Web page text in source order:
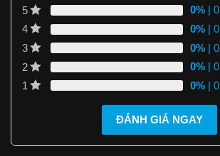
5 0% |
4
0% |
3
0% |
2
0% |
1
0% |
ĐÁNH GIÁ NGAY